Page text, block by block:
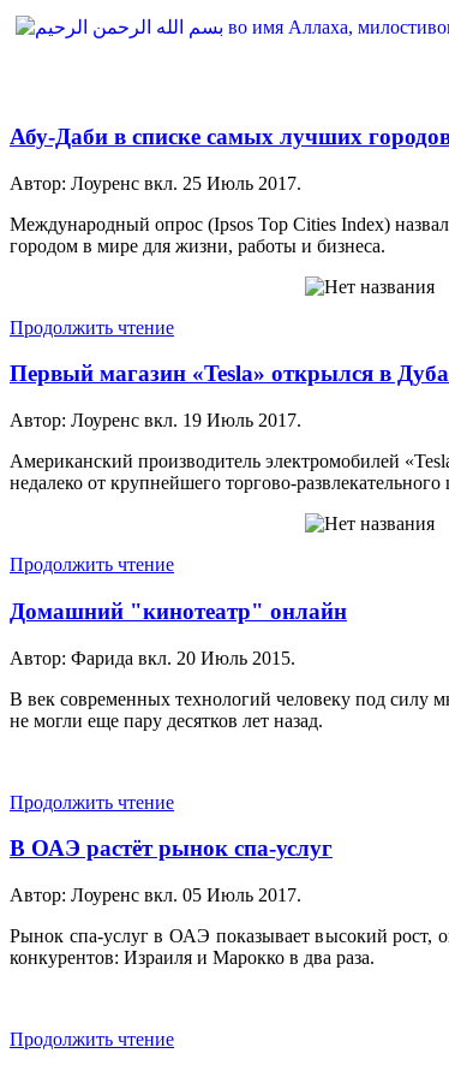
Абу-Даби в списке самых лучших
Автор: Лоуренс вкл. 25 Июль 2017.
Международный опрос (Ipsos Top Cities Index)
городом в мире для жизни, работы и бизнеса.
Продолжить чтение
Первый магазин «Tesla» открылся в
Автор: Лоуренс вкл. 19 Июль 2017.
Американский производитель электромобилей
недалеко от крупнейшего торгово-
Продолжить чтение
Домашний "кинотеатр" онлайн
Автор: Фарида вкл. 20 Июль 2015.
В век современных технологий человеку под силу
не могли еще пару десятков лет назад.
Продолжить чтение
В ОАЭ растёт рынок спа-услуг
Автор: Лоуренс вкл. 05 Июль 2017.
Рынок спа-услуг в ОАЭ показывает высокий рост,
конкурентов: Израиля и Марокко в два раза.
Продолжить чтение